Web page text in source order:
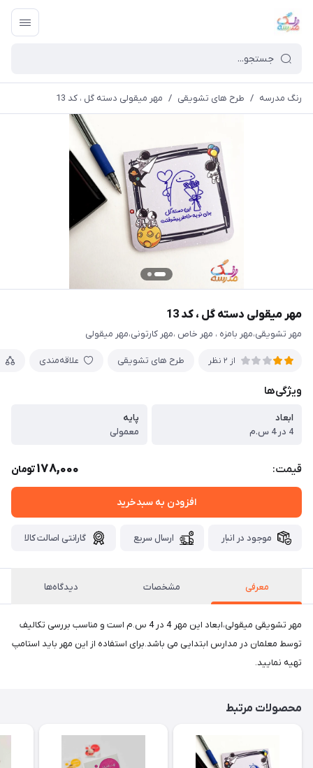
رنگ مدرسه / طرح های تشویقی / مهر میقولی دسته گل ، کد 13
مهر میقولی دسته گل ، کد 13
مهر تشویقی،مهر بامزه ، مهر خاص ،مهر کارتونی،مهر میقولی
از 2 نظر طرح های تشویقی علاقه‌مندی
ویژگی‌ها
ابعاد
4 در 4 س.م
پایه
معمولی
قیمت: 178,000تومان
افزودن به سبدخرید
موجود در انبار ارسال سریع گارانتی اصالت کالا
معرفی مشخصات دیدگاه‌ها
مهر تشویقی میقولی،ابعاد این مهر 4 در 4 س.م است و مناسب بررسی تکالیف
توسط معلمان در مدارس ابتدایی می باشد.برای استفاده از این مهر باید استامپ
تهیه نمایید.
محصولات مرتبط